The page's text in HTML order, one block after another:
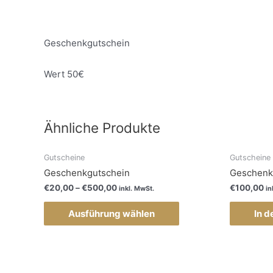
Geschenkgutschein
Wert 50€
Ähnliche Produkte
Gutscheine
Geschenkgutschein
€20,00–€500,00 inkl. MwSt.
Ausführung wählen
Gutscheine
€100,00
In